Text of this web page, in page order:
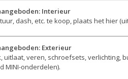
Interieur
dash, etc. te koop, plaats het hier
Exterieur
uitlaat, veren, schroefsets, verlichting,
MINI-onderdelen).